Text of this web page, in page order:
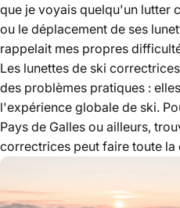
que je voyais quelqu'un lutter
ou le déplacement de ses
rappelait mes propres
Les lunettes de ski
des problèmes pratiques :
l'expérience globale de ski.
Pays de Galles ou ailleurs,
correctrices peut faire toute la